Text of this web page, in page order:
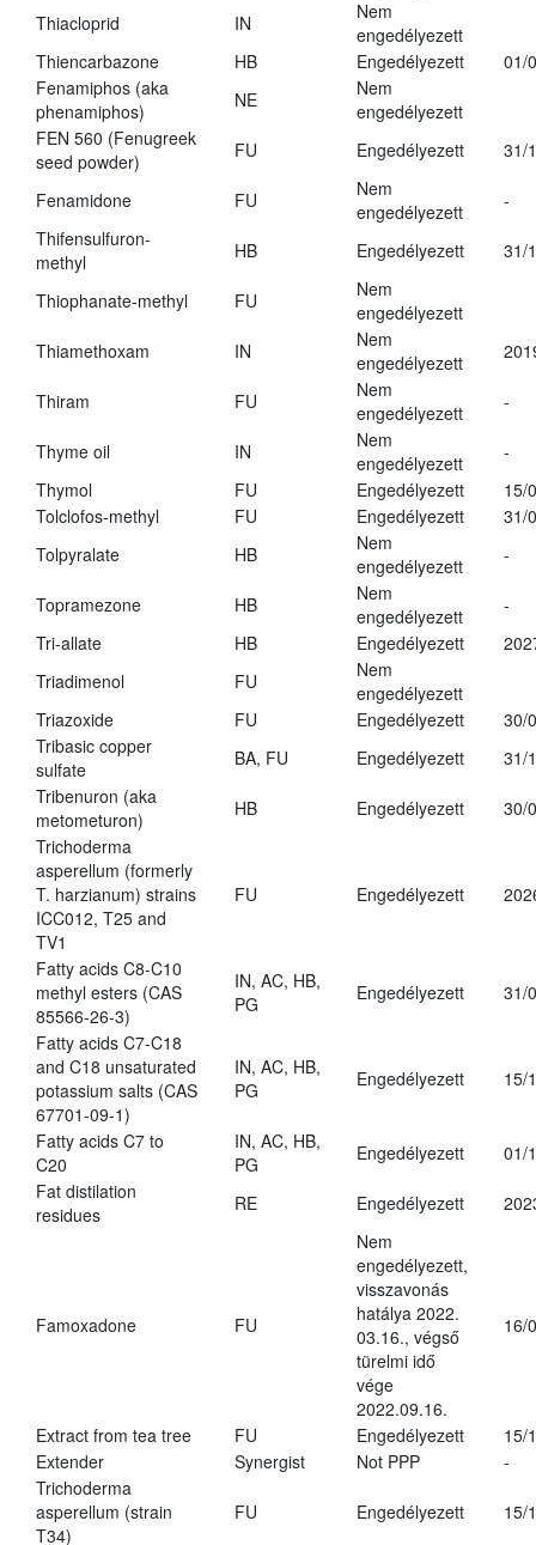
Thiacloprid
IN
Nem
engedélyezett
Thiencarbazone
HB Engedélyezett
01/
Fenamiphos (aka
phenamiphos)
NE
Nem
engedélyezett
FEN 560 (Fenugreek
seed powder)
FU Engedélyezett 31/
Fenamidone FU
Nem
engedélyezett
-
Thifensulfuron-
methyl
HB Engedélyezett 31/
Thiophanate-methyl FU
Nem
engedélyezett
Thiamethoxam
IN
Nem
engedélyezett
Thiram FU
Nem
engedélyezett
-
Thyme oil IN
Nem
engedélyezett
-
Thymol
FU Engedélyezett
15/
Tolclofos-methyl
FU Engedélyezett
31/
Tolpyralate
HB
Nem
engedélyezett
-
Topramezone HB
Nem
engedélyezett
-
Tri-allate
HB Engedélyezett
Triadimenol
FU
Nem
engedélyezett
Triazoxide
FU Engedélyezett
30/
Tribasic copper
sulfate
BA, FU Engedélyezett
31/
Tribenuron (aka
metometuron)
HB Engedélyezett
30/
Trichoderma
asperellum (formerly
T. harzianum) strains
ICC012, T25 and
TV1
FU Engedélyezett
Fatty acids C8-C10
methyl esters (CAS
85566-26-3)
IN, AC, HB,
PG
Engedélyezett 31/
Fatty acids C7-C18
and C18 unsaturated
potassium salts (CAS
67701-09-1)
IN, AC, HB,
PG
Engedélyezett 15/
Fatty acids C7 to
C20
IN, AC, HB,
PG
Engedélyezett
01/
Fat distilation
residues
RE Engedélyezett
Famoxadone FU
Nem
engedélyezett,
visszavonás
hatálya 2022.
03.16., végső
türelmi idő
vége
2022.09.16.
16/
Extract from tea tree FU Engedélyezett
15/
Extender
Synergist Not PPP
-
Trichoderma
asperellum (strain
T34)
FU Engedélyezett 15/